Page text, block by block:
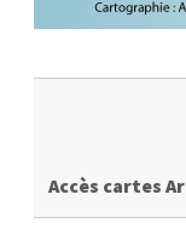
Accès cartes